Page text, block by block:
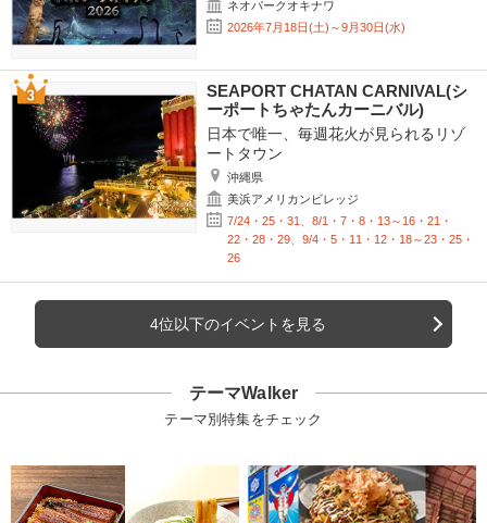
ネオパークオキナワ
2026年7月18日(土)～9月30日(水)
SEAPORT CHATAN CARNIVAL(シ
ーポートちゃたんカーニバル)
日本で唯一、毎週花火が見られるリゾ
ートタウン
沖縄県
美浜アメリカンビレッジ
7/24・25・31、8/1・7・8・13～16・21・
22・28・29、9/4・5・11・12・18～23・25・
26
4位以下のイベントを見る
テーマWalker
テーマ別特集をチェック